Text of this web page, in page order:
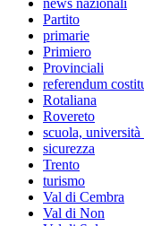
news nazionali
Partito
primarie
Primiero
Provinciali
referendum
Rotaliana
Rovereto
scuola,
sicurezza
Trento
turismo
Val di Cembra
Val di Non